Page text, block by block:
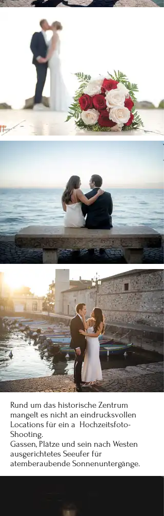
Rund um das historische Zentrum
mangelt es nicht an eindrucksvollen
Locations für ein a Hochzeitsfoto-
Shooting.
Gassen, Plätze und sein nach Westen
ausgerichtetes Seeufer für
atemberaubende Sonnenuntergänge.